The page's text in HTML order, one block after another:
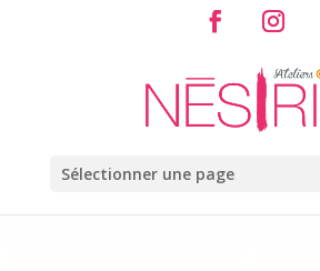
Sélectionner une page